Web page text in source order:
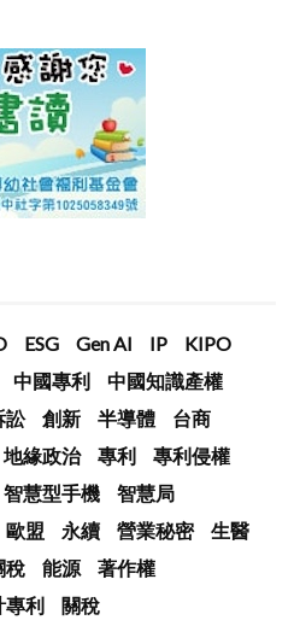
ESG Gen AI IP
KIPO
中國專利
中國知識產權
訟 創新 半導體
台商
地緣政治 專利
專利侵權
智慧型手機
智慧局
歐盟 永續 營業秘密
生醫
稅 能源
著作權
專利 關稅